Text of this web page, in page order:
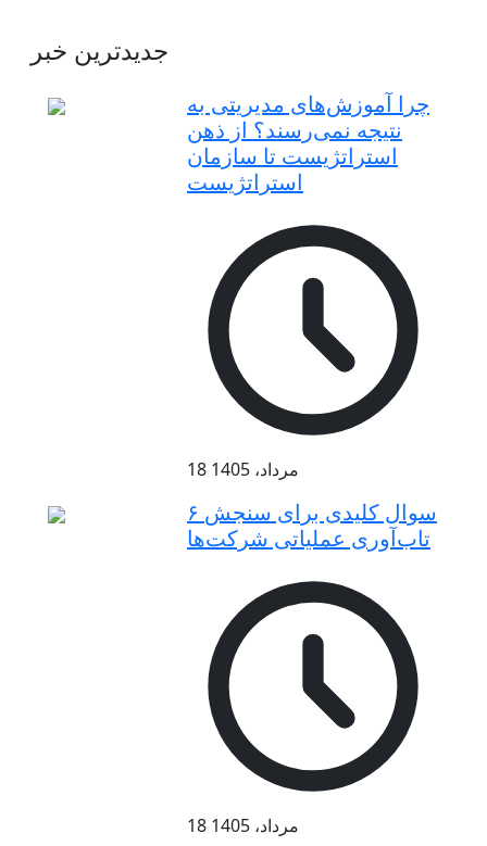
جدیدترین خبر
چرا آموزش‌های مدیریتی به
نتیجه نمی‌رسند؟ از ذهن
استراتژیست تا سازمان
استراتژیست
18 مرداد، 1405
۶ سوال کلیدی برای سنجش
تاب‌آوری عملیاتی شرکت‌ها
18 مرداد، 1405